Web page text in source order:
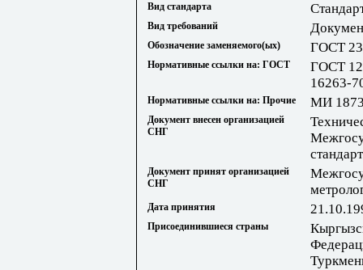
Вид стандарта
Вид требований
Обозначение заменяемого(ых) ГОСТ
Нормативные ссылки на: ГОСТ
ГОСТ
16263-
Нормативные ссылки на: Прочие МИ
Документ внесен организацией
СНГ
Документ принят организацией
СНГ
Дата принятия
Присоединившиеся страны